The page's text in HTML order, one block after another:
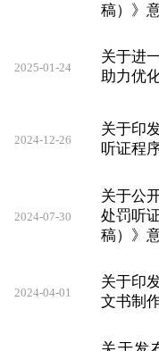
稿）》
2025-01-24
关于进
助力优
2024-12-26
关于印
听证程
2024-07-30
关于公
处罚听
稿）》
2024-04-01
关于印
文书制